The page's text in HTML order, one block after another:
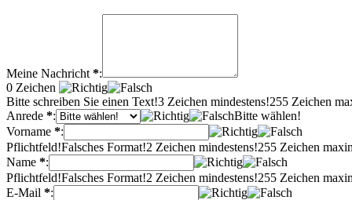
Meine Nachricht *:
0 Zeichen
Bitte schreiben Sie einen Text!3 Zeichen mindestens!255 Zeichen
Anrede *:
Bitte wählen!
Vorname *:
Pflichtfeld!Falsches Format!2 Zeichen mindestens!255 Zeichen
Name *:
Pflichtfeld!Falsches Format!2 Zeichen mindestens!255 Zeichen
E-Mail *: